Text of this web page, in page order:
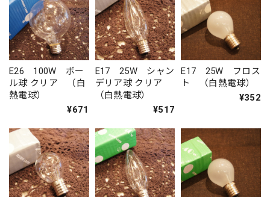
E26 100W ボー
ル球 クリア （白
熱電球）
¥671
E17 25W シャン
デリア球 クリア
（白熱電球）
¥517
E17 25W フロス
ト （白熱電球）
¥352